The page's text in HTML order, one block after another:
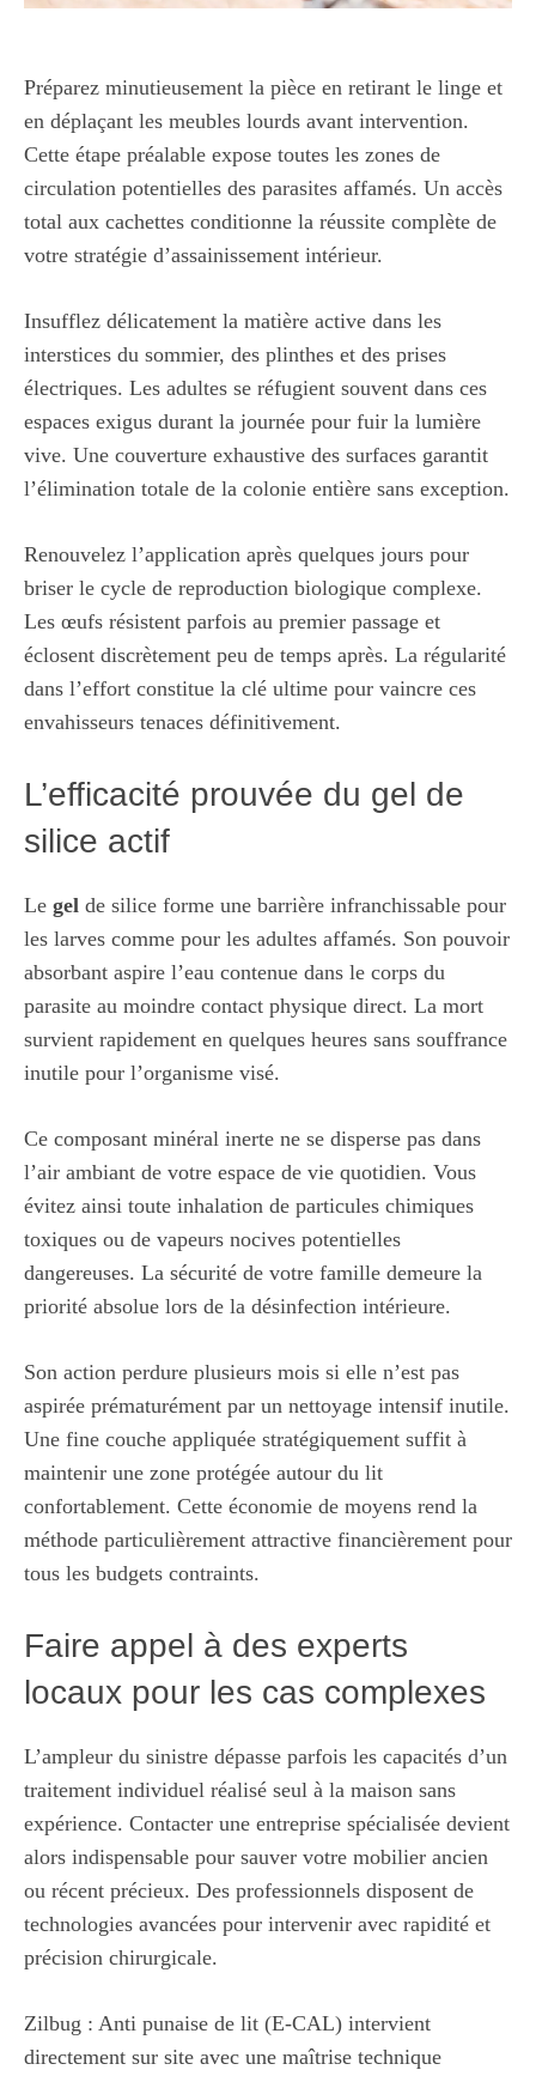
Préparez minutieusement la pièce en retirant le linge et
en déplaçant les meubles lourds avant intervention.
Cette étape préalable expose toutes les zones de
circulation potentielles des parasites affamés. Un accès
total aux cachettes conditionne la réussite complète de
votre stratégie d’assainissement intérieur.
Insufflez délicatement la matière active dans les
interstices du sommier, des plinthes et des prises
électriques. Les adultes se réfugient souvent dans ces
espaces exigus durant la journée pour fuir la lumière
vive. Une couverture exhaustive des surfaces garantit
l’élimination totale de la colonie entière sans exception.
Renouvelez l’application après quelques jours pour
briser le cycle de reproduction biologique complexe.
Les œufs résistent parfois au premier passage et
éclosent discrètement peu de temps après. La régularité
dans l’effort constitue la clé ultime pour vaincre ces
envahisseurs tenaces définitivement.
L’efficacité prouvée du gel de
silice actif
Le gel de silice forme une barrière infranchissable pour
les larves comme pour les adultes affamés. Son pouvoir
absorbant aspire l’eau contenue dans le corps du
parasite au moindre contact physique direct. La mort
survient rapidement en quelques heures sans souffrance
inutile pour l’organisme visé.
Ce composant minéral inerte ne se disperse pas dans
l’air ambiant de votre espace de vie quotidien. Vous
évitez ainsi toute inhalation de particules chimiques
toxiques ou de vapeurs nocives potentielles
dangereuses. La sécurité de votre famille demeure la
priorité absolue lors de la désinfection intérieure.
Son action perdure plusieurs mois si elle n’est pas
aspirée prématurément par un nettoyage intensif inutile.
Une fine couche appliquée stratégiquement suffit à
maintenir une zone protégée autour du lit
confortablement. Cette économie de moyens rend la
méthode particulièrement attractive financièrement pour
tous les budgets contraints.
Faire appel à des experts
locaux pour les cas complexes
L’ampleur du sinistre dépasse parfois les capacités d’un
traitement individuel réalisé seul à la maison sans
expérience. Contacter une entreprise spécialisée devient
alors indispensable pour sauver votre mobilier ancien
ou récent précieux. Des professionnels disposent de
technologies avancées pour intervenir avec rapidité et
précision chirurgicale.
Zilbug : Anti punaise de lit (E-CAL) intervient
directement sur site avec une maîtrise technique